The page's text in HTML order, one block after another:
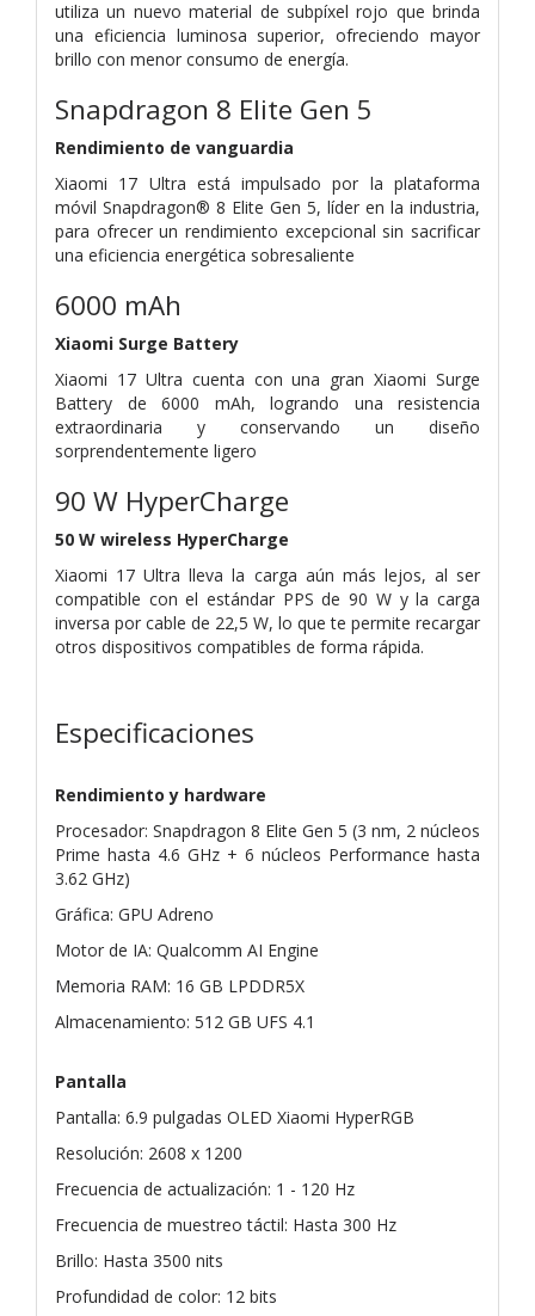
utiliza un nuevo material de subpíxel rojo que brinda
una eficiencia luminosa superior, ofreciendo mayor
brillo con menor consumo de energía.
Snapdragon 8 Elite Gen 5
Rendimiento de vanguardia
Xiaomi 17 Ultra está impulsado por la plataforma
móvil Snapdragon® 8 Elite Gen 5, líder en la industria,
para ofrecer un rendimiento excepcional sin sacrificar
una eficiencia energética sobresaliente
6000 mAh
Xiaomi Surge Battery
Xiaomi 17 Ultra cuenta con una gran Xiaomi Surge
Battery de 6000 mAh, logrando una resistencia
extraordinaria y conservando un diseño
sorprendentemente ligero
90 W HyperCharge
50 W wireless HyperCharge
Xiaomi 17 Ultra lleva la carga aún más lejos, al ser
compatible con el estándar PPS de 90 W y la carga
inversa por cable de 22,5 W, lo que te permite recargar
otros dispositivos compatibles de forma rápida.
Especificaciones
Rendimiento y hardware
Procesador: Snapdragon 8 Elite Gen 5 (3 nm, 2 núcleos
Prime hasta 4.6 GHz + 6 núcleos Performance hasta
3.62 GHz)
Gráfica: GPU Adreno
Motor de IA: Qualcomm AI Engine
Memoria RAM: 16 GB LPDDR5X
Almacenamiento: 512 GB UFS 4.1
Pantalla
Pantalla: 6.9 pulgadas OLED Xiaomi HyperRGB
Resolución: 2608 x 1200
Frecuencia de actualización: 1 - 120 Hz
Frecuencia de muestreo táctil: Hasta 300 Hz
Brillo: Hasta 3500 nits
Profundidad de color: 12 bits